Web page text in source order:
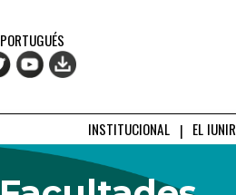
PORTUGUÉS
INSTITUCIONAL EL IUNIR